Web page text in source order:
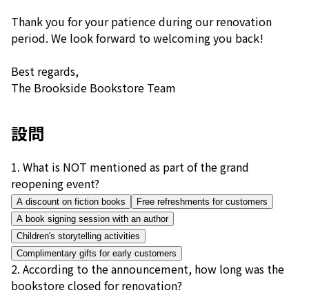
Thank you for your patience during our renovation
period. We look forward to welcoming you back!
Best regards,
The Brookside Bookstore Team
設問
1. What is NOT mentioned as part of the grand
reopening event?
A discount on fiction books
Free refreshments for customers
A book signing session with an author
Children's storytelling activities
Complimentary gifts for early customers
2. According to the announcement, how long was the
bookstore closed for renovation?